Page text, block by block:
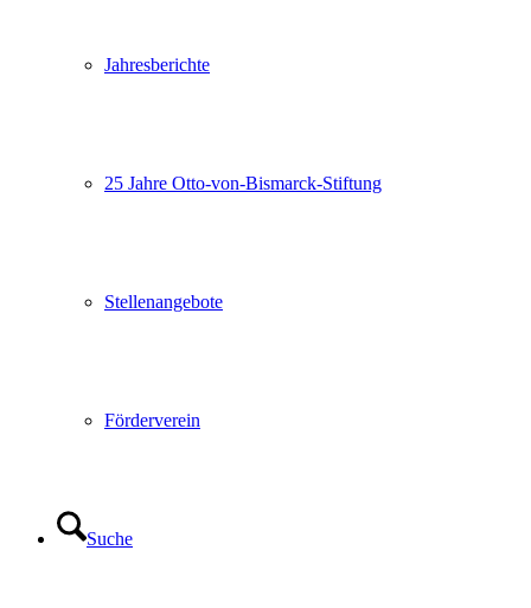
Jahresberichte
25 Jahre Otto-von-Bismarck-Stiftung
Stellenangebote
Förderverein
Suche